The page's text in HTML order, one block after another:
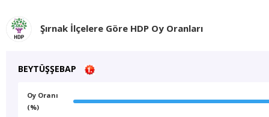
Şırnak İlçelere Göre HDP Oy Oranları
BEYTÜŞŞEBAP
Oy Oranı
(%)